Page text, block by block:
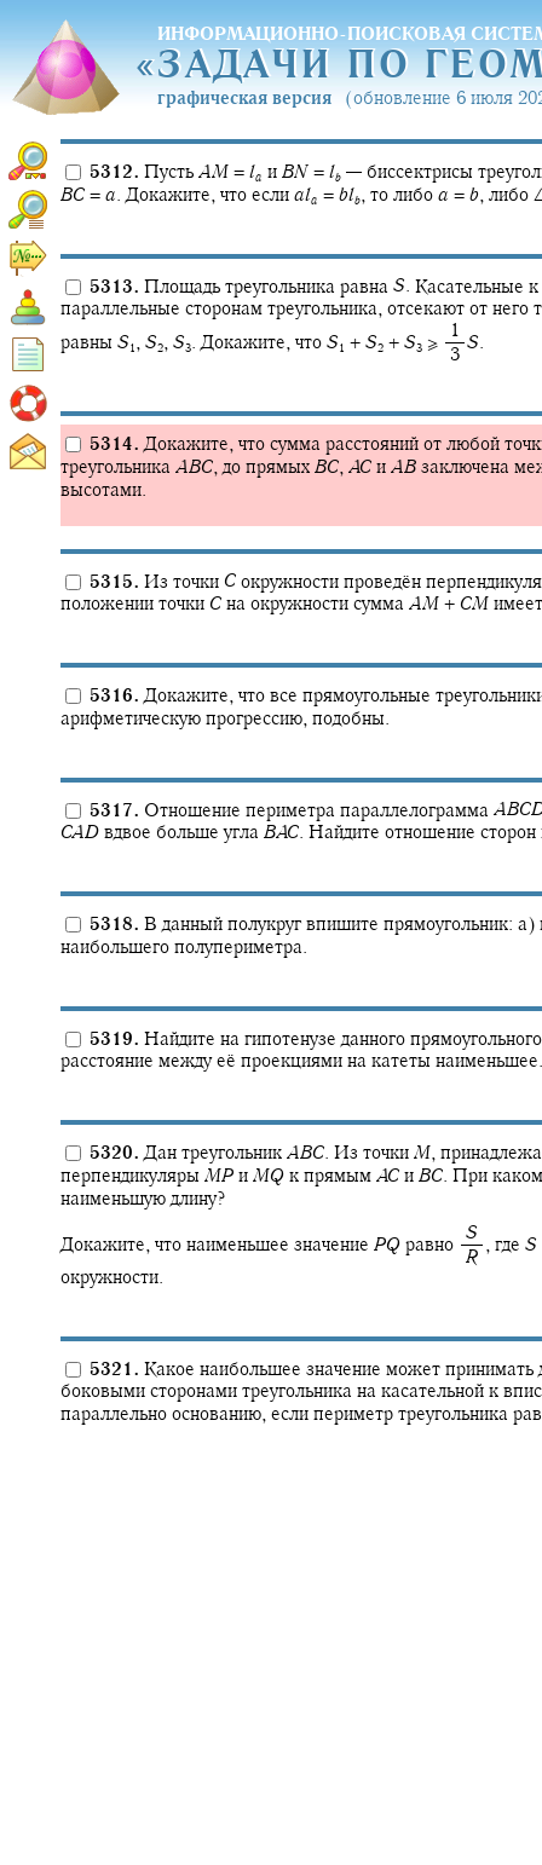
ИНФОРМАЦИОННО-ПОИСКОВАЯ
«ЗАДАЧИ ПО
«ЗАДАЧИ ПО
графическая версия (обновление 6 июля
5312. Пусть AM = la и BN = lb — биссектрисы
BC = a. Докажите, что если ala = blb, то либо a = b, либо
5313. Площадь треугольника равна S. Касательные
параллельные сторонам треугольника, отсекают от него
равны S 1 , S2, S3. Докажите, что S 1 + S2 + S3 ≥ ‍
‍ 1
‍ 3
S.
5314. Докажите, что сумма расстояний от любой
треугольника ABC,до прямых BC, AC и AB заключена
высотами.
5315. Из точки C окружности проведён
положении точки C на окружности сумма AM + CM
5316. Докажите, что все прямоугольные
арифметическую прогрессию, подобны.
5317. Отношение периметра параллелограмма ABC
CAD вдвое больше угла BAC. Найдите отношение
5318. В данный полукруг впишите прямоугольник:
наибольшего полупериметра.
5319. Найдите на гипотенузе данного
расстояние между её проекциями на катеты наименьшее.
5320. Дан треугольник ABC. Из точки M,
перпендикуляры MP и MQ к прямым AC и BC. При
наименьшую длину?
Докажите, что наименьшее значение PQ равно
S
R
, где S
окружности.
5321. Какое наибольшее значение может принимать
боковыми сторонами треугольника на касательной к
параллельно основанию, если периметр треугольника